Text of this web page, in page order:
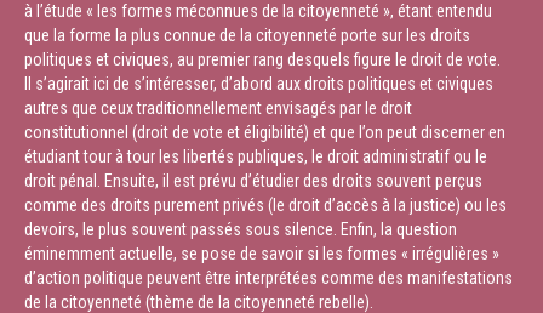
à l’étude « les formes méconnues de la citoyenneté », étant entendu
que la forme la plus connue de la citoyenneté porte sur les droits
politiques et civiques, au premier rang desquels figure le droit de vote.
Il s’agirait ici de s’intéresser, d’abord aux droits politiques et civiques
autres que ceux traditionnellement envisagés par le droit
constitutionnel (droit de vote et éligibilité) et que l’on peut discerner en
étudiant tour à tour les libertés publiques, le droit administratif ou le
droit pénal. Ensuite, il est prévu d’étudier des droits souvent perçus
comme des droits purement privés (le droit d’accès à la justice) ou les
devoirs, le plus souvent passés sous silence. Enfin, la question
éminemment actuelle, se pose de savoir si les formes « irrégulières »
d’action politique peuvent être interprétées comme des manifestations
de la citoyenneté (thème de la citoyenneté rebelle).